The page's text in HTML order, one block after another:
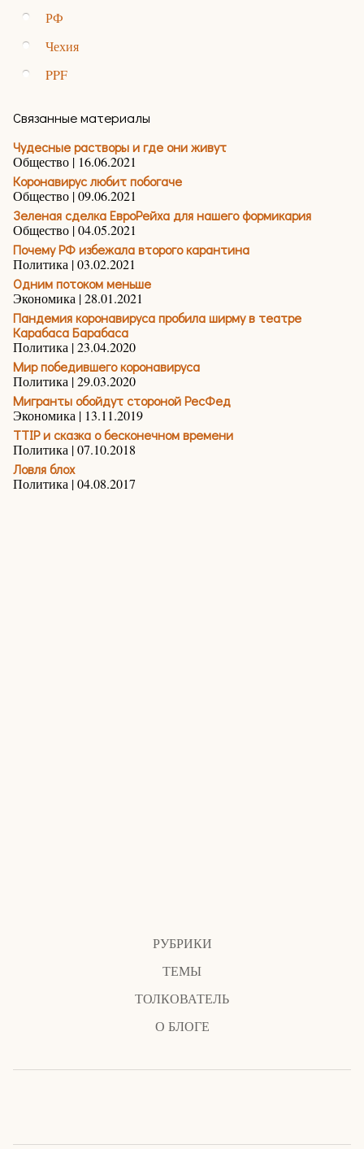
РФ
Чехия
PPF
Связанные материалы
Чудесные растворы и где они живут
Общество | 16.06.2021
Коронавирус любит побогаче
Общество | 09.06.2021
Зеленая сделка ЕвроРейха для нашего формикария
Общество | 04.05.2021
Почему РФ избежала второго карантина
Политика | 03.02.2021
Одним потоком меньше
Экономика | 28.01.2021
Пандемия коронавируса пробила ширму в театре
Карабаса Барабаса
Политика | 23.04.2020
Мир победившего коронавируса
Политика | 29.03.2020
Мигранты обойдут стороной РесФед
Экономика | 13.11.2019
TTIP и сказка о бесконечном времени
Политика | 07.10.2018
Ловля блох
Политика | 04.08.2017
РУБРИКИ
ТЕМЫ
ТОЛКОВАТЕЛЬ
О БЛОГЕ